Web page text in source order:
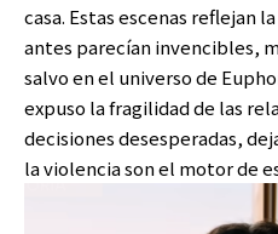
casa. Estas escenas reflejan
antes parecían invencibles,
salvo en el universo de
expuso la fragilidad de las
decisiones desesperadas,
la violencia son el motor de